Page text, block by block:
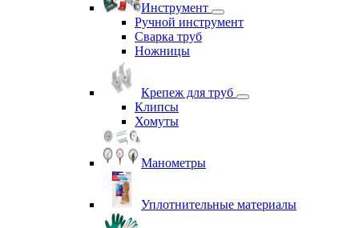
Инструмент
Ручной инструмент
Сварка труб
Ножницы
Крепеж для труб
Клипсы
Хомуты
Манометры
Уплотнительные материалы